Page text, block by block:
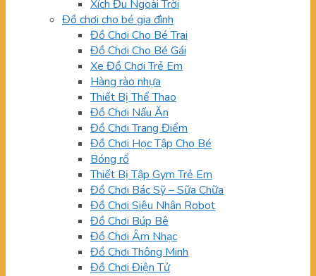
Xích Đu Ngoài Trời
Đồ chơi cho bé gia đình
Đồ Chơi Cho Bé Trai
Đồ Chơi Cho Bé Gái
Xe Đồ Chơi Trẻ Em
Hàng rào nhựa
Thiết Bị Thể Thao
Đồ Chơi Nấu Ăn
Đồ Chơi Trang Điểm
Đồ Chơi Học Tập Cho Bé
Bóng rổ
Thiết Bị Tập Gym Trẻ Em
Đồ Chơi Bác Sỹ – Sữa Chữa
Đồ Chơi Siêu Nhân Robot
Đồ Chơi Búp Bê
Đồ Chơi Âm Nhạc
Đồ Chơi Thông Minh
Đồ Chơi Điện Tử